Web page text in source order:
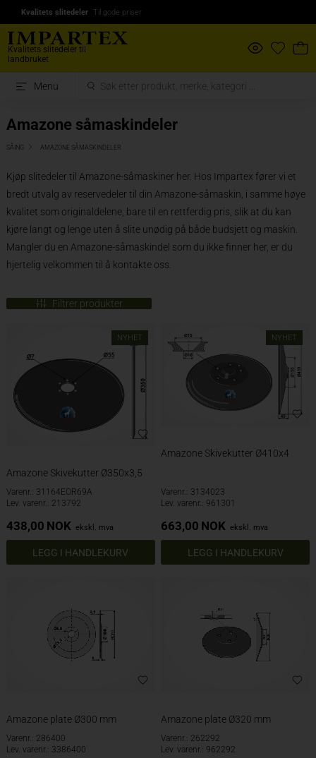
Kvalitets slitedeler Til gode priser
Kvalitets slitedeler til
landbruket
Menu
Amazone såmaskindeler
SÅING AMAZONE SÅMASKINDELER
Kjøp slitedeler til Amazone-såmaskiner her. Hos Impartex fører vi et
bredt utvalg av reservedeler til din Amazone-såmaskin, i samme høye
kvalitet som originaldelene, bare til en rettferdig pris, slik at du kan
kjøre langt og lenge uten å slite unødig på både budsjett og maskin.
Mangler du en Amazone-såmaskindel som du ikke finner her, er du
hjertelig velkommen til å kontakte oss.
Filtrer produkter
NYHET
Amazone Skivekutter Ø350x3,5
Varenr.: 31164EOR69A
Lev. varenr.: 213792
438,00 NOK ekskl. mva
NYHET
Amazone Skivekutter Ø410x4
Varenr.: 3134023
Lev. varenr.: 961301
663,00 NOK ekskl. mva
Amazone plate Ø300 mm
Varenr.: 286400
Lev. varenr.: 3386400
Amazone plate Ø320 mm
Varenr.: 262292
Lev. varenr.: 962292